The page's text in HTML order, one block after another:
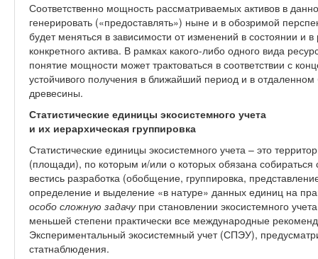
Соответственно мощность рассматриваемых активов в
генерировать («предоставлять») ныне и в обозримой
будет меняться в зависимости от изменений в состоянии и
конкретного актива. В рамках какого-либо одного вида
понятие мощности может трактоваться в соответствии с
устойчивого получения в ближайший период и в
древесины.
Статистические единицы экосистемного учета
и их иерархическая группировка
Статистические единицы экосистемного учета – это
(площади), по которым и/или о которых обязана
вестись разработка (обобщение, группировка,
определение и выделение «в натуре» данных единиц на
особо сложную задачупри становлении экосистемного
меньшей степени практически все международные
Экспериментальный экосистемный учет (СПЭУ),
статнаблюдения.